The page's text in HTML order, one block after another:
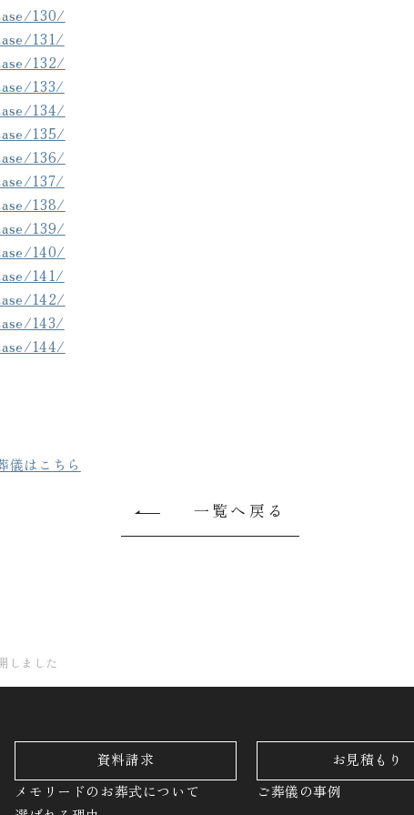
130/
131/
132/
133/
134/
135/
136/
137/
138/
139/
140/
141/
142/
143/
144/
儀はこちら
一覧へ戻る
しました
資料請求 お見積もり
メモリードのお葬式について
ご葬儀の事例